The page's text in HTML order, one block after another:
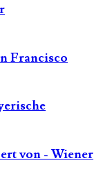
Francisco
von - Wiener